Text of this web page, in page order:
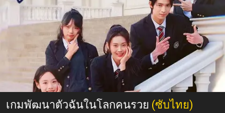
เกมพัฒนาตัวฉันในโลกคนรวย (ซับไทย)